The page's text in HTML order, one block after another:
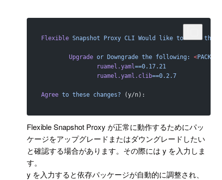
Flexible Snapshot Proxy CLI Would like to make the
        Upgrade
or Downgrade the following: <PACKAG
                ruamel.yaml
==0.17.21
                ruamel.yaml.clib
==0.2.7
Agree to these changes? (y/n):
Flexible Snapshot Proxy が正常に動作するためにパッ
ケージをアップグレードまたはダウングレードしたい
と確認する場合があります。その際には y を入力しま
す。
y を入力すると依存パッケージが自動的に調整され、